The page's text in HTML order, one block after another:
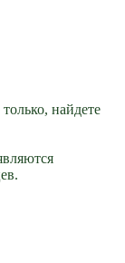
найдете